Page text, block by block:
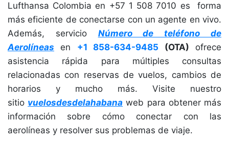
Lufthansa Colombia en +57 1 508 7010 es forma
más eficiente de conectarse con un agente en vivo.
Además, servicio Número de teléfono de
Aerolíneas en +1 858-634-9485 (OTA) ofrece
asistencia rápida para múltiples consultas
relacionadas con reservas de vuelos, cambios de
horarios y mucho más. Visite nuestro
sitio vuelosdesdelahabana web para obtener más
información sobre cómo conectar con las
aerolíneas y resolver sus problemas de viaje.